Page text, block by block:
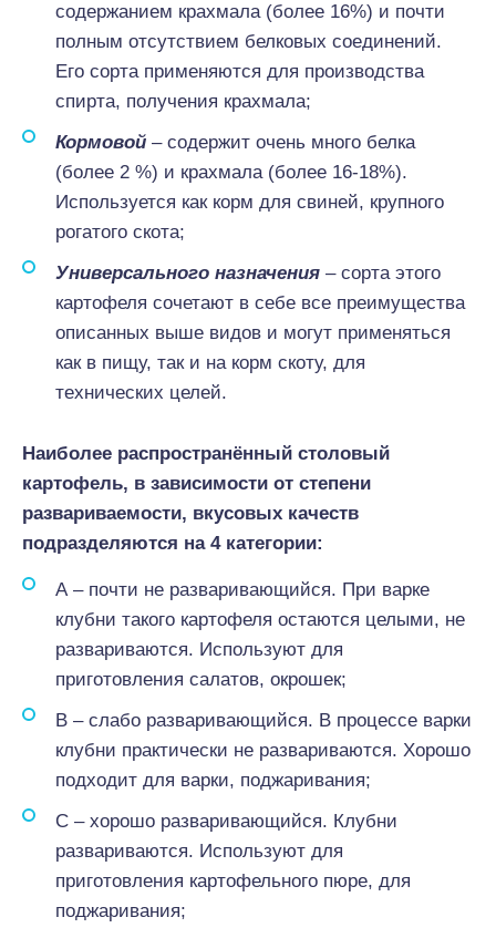
содержанием крахмала (более 16%) и почти
полным отсутствием белковых соединений.
Его сорта применяются для производства
спирта, получения крахмала;
Кормовой – содержит очень много белка
(более 2 %) и крахмала (более 16-18%).
Используется как корм для свиней, крупного
рогатого скота;
Универсального назначения – сорта этого
картофеля сочетают в себе все преимущества
описанных выше видов и могут применяться
как в пищу, так и на корм скоту, для
технических целей.
Наиболее распространённый столовый
картофель, в зависимости от степени
развариваемости, вкусовых качеств
подразделяются на 4 категории:
А – почти не разваривающийся. При варке
клубни такого картофеля остаются целыми, не
развариваются. Используют для
приготовления салатов, окрошек;
В – слабо разваривающийся. В процессе варки
клубни практически не развариваются. Хорошо
подходит для варки, поджаривания;
С – хорошо разваривающийся. Клубни
развариваются. Используют для
приготовления картофельного пюре, для
поджаривания;